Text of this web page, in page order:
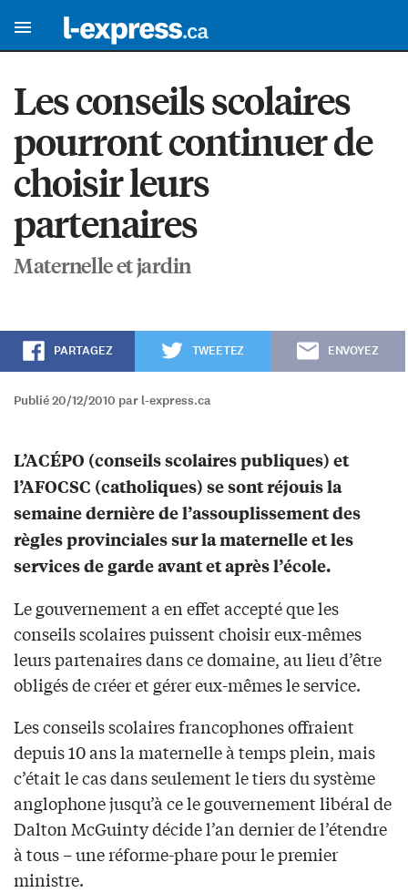
Les conseils scolaires
pourront continuer de
choisir leurs
partenaires
Maternelle et jardin
PARTAGEZ TWEETEZ ENVOYEZ
Publié 20/12/2010 par l-express.ca
L’ACÉPO (conseils scolaires publiques) et
l’AFOCSC (catholiques) se sont réjouis la
semaine dernière de l’assouplissement des
règles provinciales sur la maternelle et les
services de garde avant et après l’école.
Le gouvernement a en effet accepté que les
conseils scolaires puissent choisir eux-mêmes
leurs partenaires dans ce domaine, au lieu d’être
obligés de créer et gérer eux-mêmes le service.
Les conseils scolaires francophones offraient
depuis 10 ans la maternelle à temps plein, mais
c’était le cas dans seulement le tiers du système
anglophone jusqu’à ce le gouvernement libéral de
Dalton McGuinty décide l’an dernier de l’étendre
à tous – une réforme-phare pour le premier
ministre.